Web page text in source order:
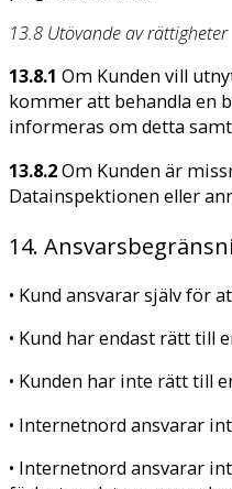
13.8 Utövande av rättigheter
13.8.1 Om Kunden vill
kommer att behandla en
informeras om detta
13.8.2Om Kunden är
Datainspektionen eller
14.
• Kund ansvarar själv för
• Kund har endast rätt till
• Kunden har inte rätt till
• Internetnord ansvarar
• Internetnord ansvarar